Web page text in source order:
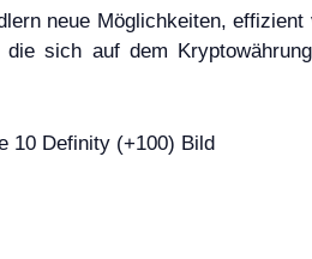
neue Möglichkeiten,
sich auf dem